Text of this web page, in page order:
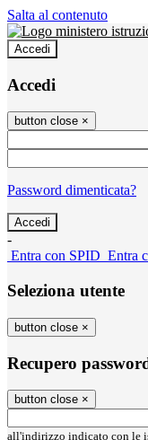
Salta al contenuto
Accedi
Accedi
button close ×
Password dimenticata?
-
Entra con SPID Entra
Seleziona utente
button close ×
Recupero
button close ×
all'indirizzo indicato con le